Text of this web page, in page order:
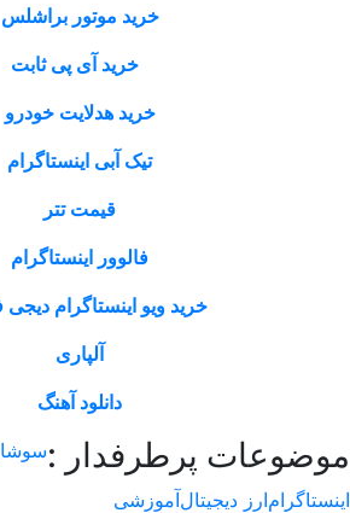
خرید موتور براشلس
خرید آی پی ثابت
خرید هدلایت خودرو
تیک آبی اینستاگرام
قیمت تتر
فالوور اینستاگرام
خرید ویو اینستاگرام دیجی
آلپاری
دانلود آهنگ
پرطرفدار : سوشال
ارز دیجیتالآموزشی